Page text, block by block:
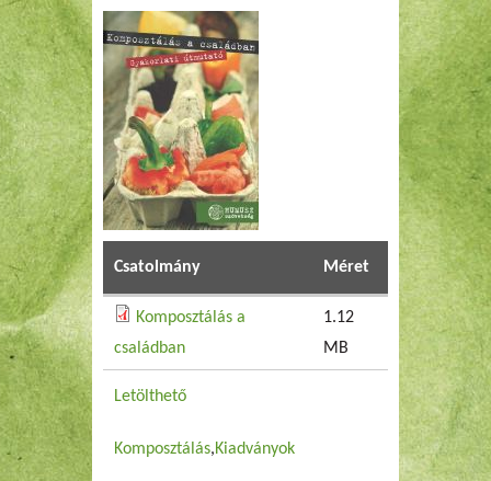
Csatolmány Méret
Komposztálás a
családban
1.12
MB
Letölthető
Komposztálás Kiadványok